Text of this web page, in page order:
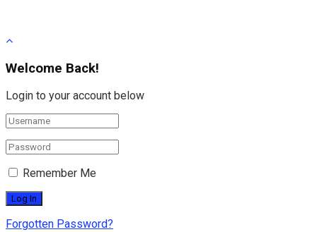
Welcome Back!
Login to your account below
Remember Me
Forgotten Password?